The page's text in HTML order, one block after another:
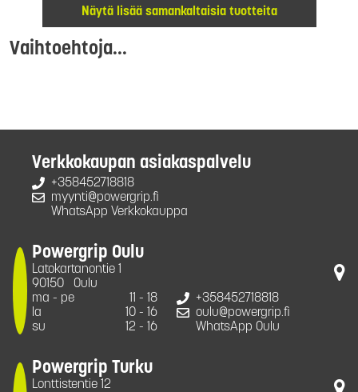
Näytä lisää samankaltaisia tuotteita
Vaihtoehtoja...
Verkkokaupan asiakaspalvelu
+358452718818
myynti@powergrip.fi
WhatsApp Verkkokauppa
Powergrip Oulu
Latokartanontie 1
90150
Oulu
ma - pe
11 - 18
la
10 - 16
su
12 - 16
+358452718818
oulu@powergrip.fi
WhatsApp Oulu
Powergrip Turku
Lonttistentie 12